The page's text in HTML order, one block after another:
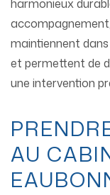
harmonieux
maintiennent
et permettent de
une intervention
AU